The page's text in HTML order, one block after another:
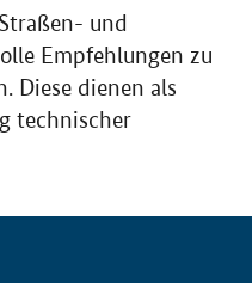
und
Empfehlungen zu
Diese dienen als
technischer